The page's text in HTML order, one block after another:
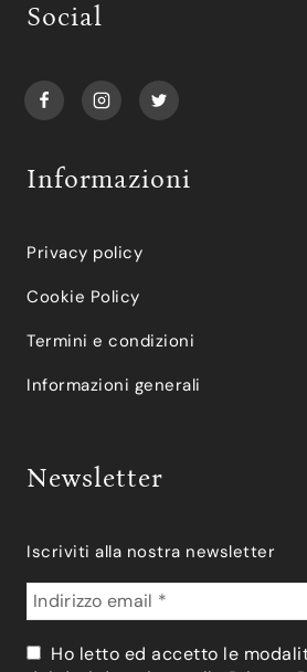
Social
Informazioni
Privacy policy
Cookie Policy
Termini e condizioni
Informazioni generali
Newsletter
Iscriviti alla nostra newsletter
Ho letto ed accetto le